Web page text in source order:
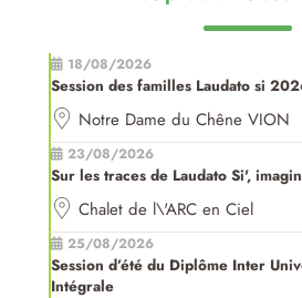
18/08/2026
Session des familles Laudato si
Notre Dame du Chêne VION
23/08/2026
Sur les traces de Laudato Si',
Chalet de l\'ARC en Ciel
25/08/2026
Session d’été du Diplôme Inter
Intégrale